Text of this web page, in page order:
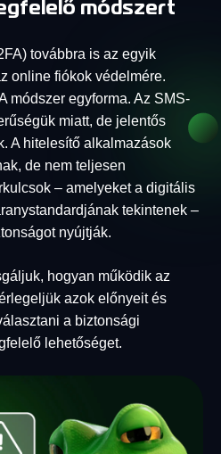
módszert
továbbra is az egyik
online fiókok védelmére.
módszer egyforma. Az SMS-
miatt, de jelentős
A hitelesítő alkalmazások
de nem teljesen
– amelyeket a digitális
tekintenek –
nyújtják.
hogyan működik az
azok előnyeit és
a biztonsági
lehetőséget.